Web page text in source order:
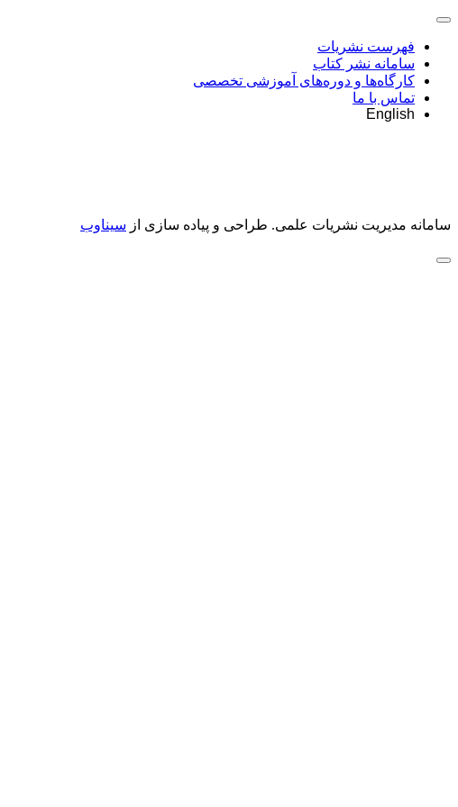
فهرست نشریات
سامانه نشر کتاب
کارگاه‌ها و دوره‌های آموزشی تخصصی
تماس با ما
English
سامانه مدیریت نشریات علمی. طراحی و پیاده سازی از سیناوب